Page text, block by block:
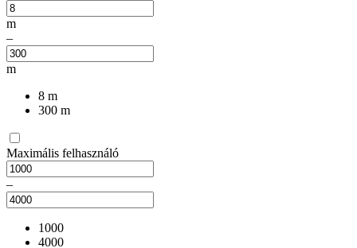
m
–
m
8 m
300 m
Maximális felhasználó
–
1000
4000